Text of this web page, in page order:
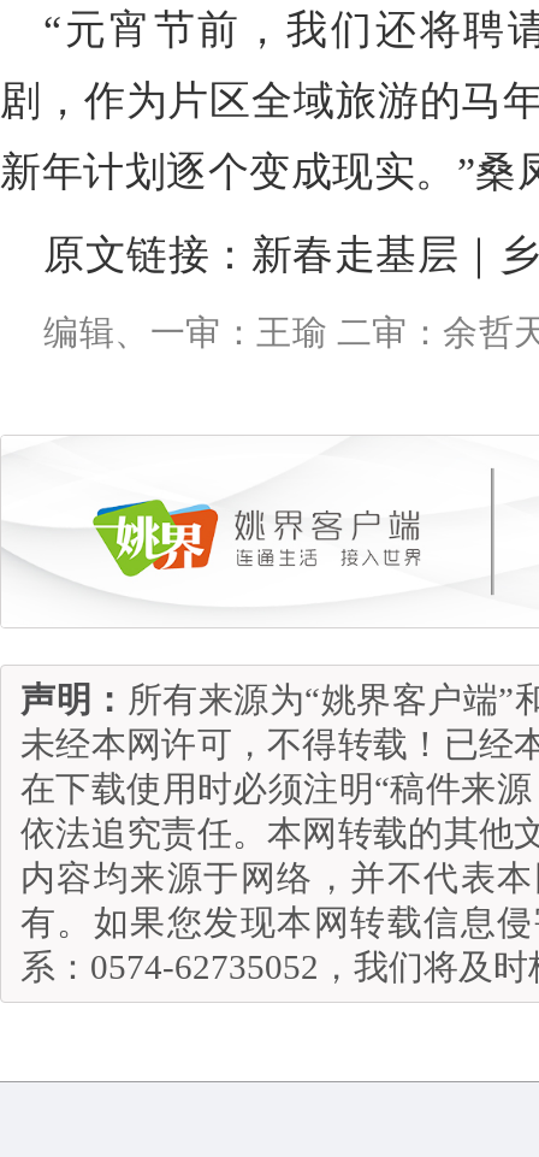
“元宵节前，我们还将聘
剧，作为片区全域旅游的马
新年计划逐个变成现实。”桑
原文链接： 新春走基层｜
编辑、一审：王瑜 二审：余哲
声明： 所有来源为“姚界客户端”
未经本网许可，不得转载！已经
在下载使用时必须注明“稿件来
依法追究责任。本网转载的其他
内容均来源于网络，并不代表
有。如果您发现本网转载信息
系：0574-62735052，我们将及